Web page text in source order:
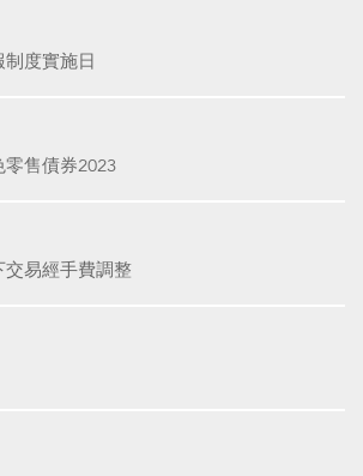
度實施日
售債券2023
易經手費調整